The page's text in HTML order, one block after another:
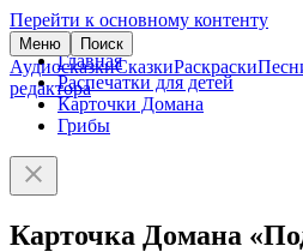
Перейти к основному контенту
Меню Поиск
АудиосказкиСказкиРаскраски
редактора
Главная
Распечатки для детей
Карточки Домана
Грибы
Карточка Домана